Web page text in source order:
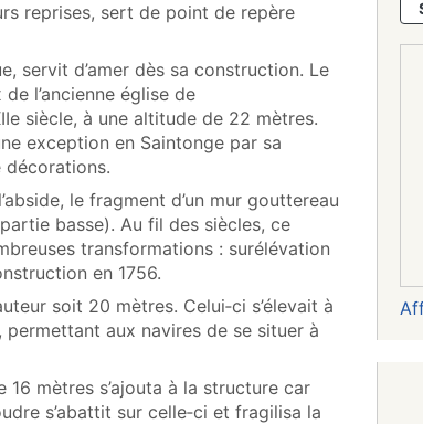
reprises, sert de point de repère
servit d’amer dès sa construction. Le
l’ancienne église de
siècle, à une altitude de 22 mètres.
exception en Saintonge par sa
décorations.
le fragment d’un mur gouttereau
basse). Au fil des siècles, ce
transformations : surélévation
en 1756.
soit 20 mètres. Celui‑ci s’élevait à
aux navires de se situer à
mètres s’ajouta à la structure car
s’abattit sur celle‑ci et fragilisa la